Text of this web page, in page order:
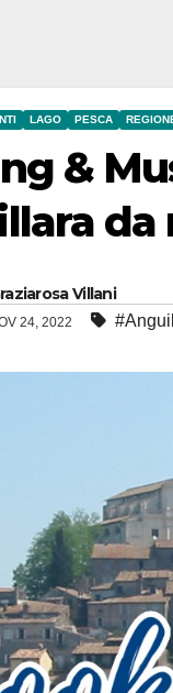
LAGO PESCA
&
da
Villani
24, 2022